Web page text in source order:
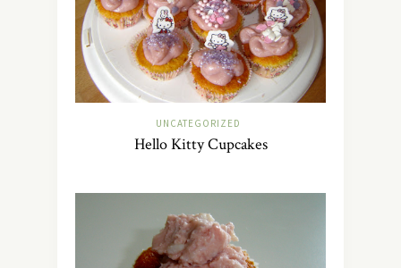
UNCATEGORIZED
Hello Kitty Cupcakes